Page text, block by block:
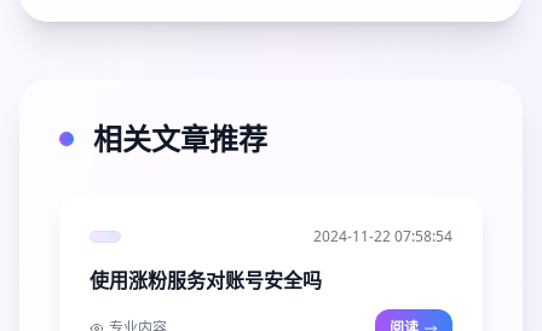
相关文章推荐
2024-11-22 07:58:54
使用涨粉服务对账号安全吗